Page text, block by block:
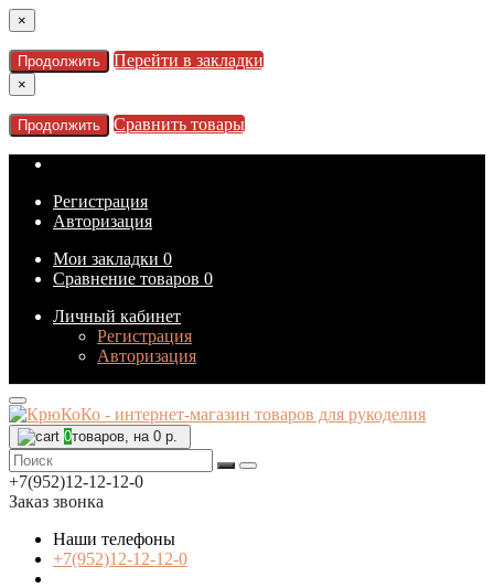
×
Продолжить Перейти в закладки
×
Продолжить Сравнить товары
Регистрация
Авторизация
Мои закладки 0
Сравнение товаров 0
Личный кабинет
Регистрация
Авторизация
0товаров, на 0 р.
+7(952)12-12-12-0
Заказ звонка
Наши телефоны
+7(952)12-12-12-0